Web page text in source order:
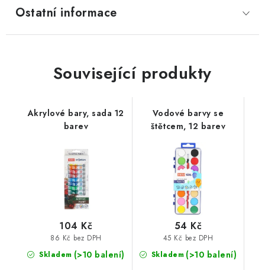
Ostatní informace
Související produkty
Akrylové bary, sada 12
barev
Skladem (>10 balení)
86 Kč bez DPH
104 Kč
Vodové barvy se
štětcem, 12 barev
Skladem (>10 balení)
45 Kč bez DPH
54 Kč